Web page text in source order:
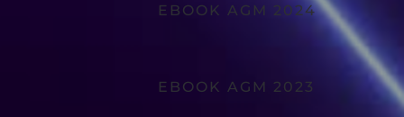
EBOOK AGM 2024
EBOOK AGM 2023